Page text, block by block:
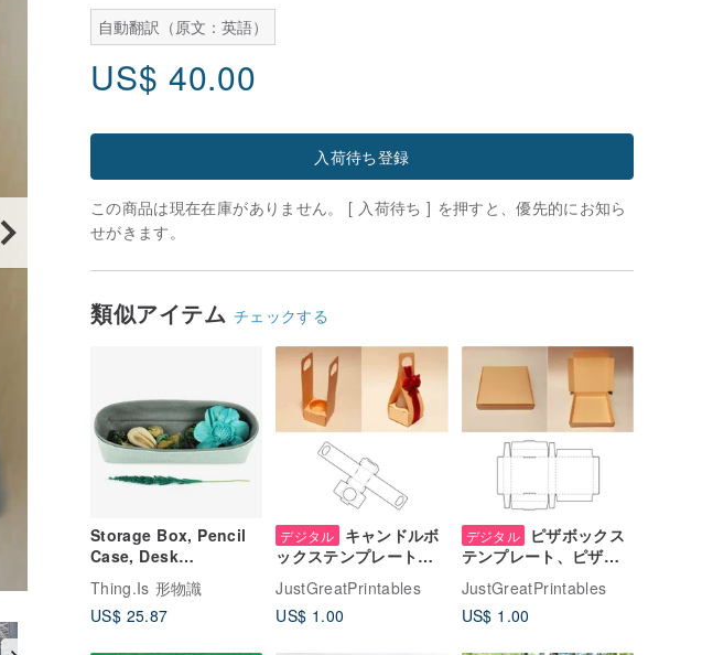
自動翻訳（原文：英語）
US$ 40.00
入荷待ち登録
この商品は現在在庫がありません。 [ 入荷待ち ] を押すと、優先的にお知ら
せがきます。
類似アイテム チェックする
Storage Box, Pencil
Case, Desk
Organizer, Storage
Container, Light Blue
Thing.Is 形物識
US$ 25.87
デジタル
キャンドルボ
ックステンプレート、
キャンドルギフトボッ
クス、キャンドルバッ
グ、キャンドルギフト
JustGreatPrintables
US$ 1.00
デジタル
ピザボックス
テンプレート、ピザ宅
配ボックス、ピザ包装
ボックス、ピザボック
スsvg、PDF
JustGreatPrintables
US$ 1.00